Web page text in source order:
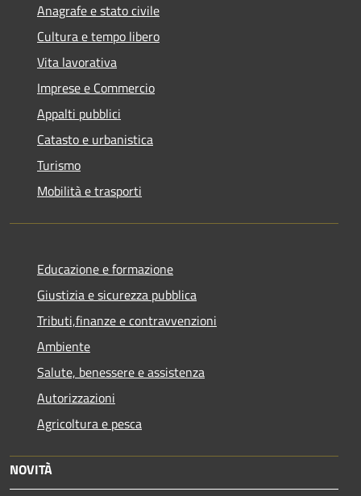
Anagrafe e stato civile
Cultura e tempo libero
Vita lavorativa
Imprese e Commercio
Appalti pubblici
Catasto e urbanistica
Turismo
Mobilità e trasporti
Educazione e formazione
Giustizia e sicurezza pubblica
Tributi,finanze e contravvenzioni
Ambiente
Salute, benessere e assistenza
Autorizzazioni
Agricoltura e pesca
NOVITÀ